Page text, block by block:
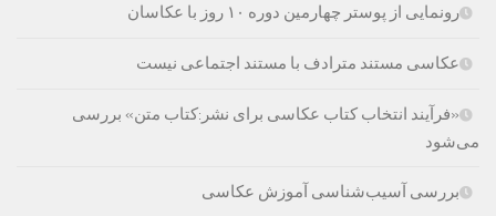
رونمایی از پوستر چهارمین دوره ۱۰ روز با عکاسان
عکاسی مستند مترادف با مستند اجتماعی نیست
«فرآیند انتخاب کتاب‌ عکاسی برای نشر:کتاب متن» بررسی
می‌شود
بررسی آسیب‌شناسی آموزش عکاسی